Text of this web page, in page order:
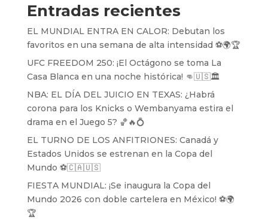
Entradas recientes
EL MUNDIAL ENTRA EN CALOR: Debutan los
favoritos en una semana de alta intensidad ⚽️🌍🏆
UFC FREEDOM 250: ¡El Octágono se toma La
Casa Blanca en una noche histórica! 👊🇺🇸🏛️
NBA: EL DÍA DEL JUICIO EN TEXAS: ¿Habrá
corona para los Knicks o Wembanyama estira el
drama en el Juego 5? 🏀🔥💍
EL TURNO DE LOS ANFITRIONES: Canadá y
Estados Unidos se estrenan en la Copa del
Mundo ⚽️🇨🇦🇺🇸
FIESTA MUNDIAL: ¡Se inaugura la Copa del
Mundo 2026 con doble cartelera en México! ⚽️🌍
🏆